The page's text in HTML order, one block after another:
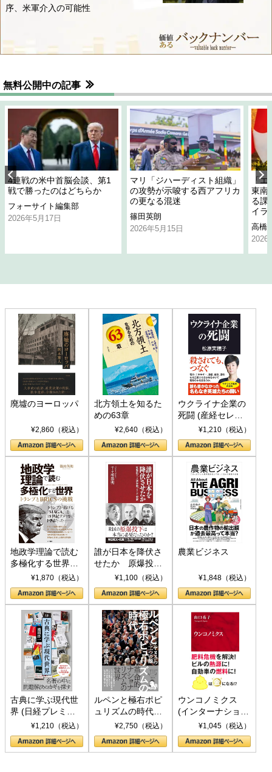
序、米軍介入の可能性
無料公開中の記事
4連戦の米中首脳会談、第1
戦で勝ったのはどちらか
フォーサイト編集部
2026年5月17日
マリ「ジハーディスト組織」
の攻勢が示唆する西アフリカ
の更なる混迷
篠田英朗
2026年5月15日
「
東南
る課
イラ
高橋
2026
廃墟のヨーロッパ
¥2,860（税込）
北方領土を知るた
めの63章
¥2,640（税込）
ウクライナ企業の
死闘 (産経セレク
ト S 039)¥1,210（税込）
地政学理論で読む
多極化する世界：
トランプとBRICS
の挑戦
¥1,870（税込）
誰が日本を降伏さ
せたか 原爆投
下、ソ連参戦、そ
して聖断 (PHP新
書)
¥1,100（税込）
農業ビジネス
¥1,848（税込）
古典に学ぶ現代世
界 (日経プレミア
シリーズ)¥1,210（税込）
ルペンと極右ポピ
ュリズムの時代：
〈ヤヌス〉の二つ
の顔
¥2,750（税込）
ウンコノミクス
(インターナショナ
ル新書)¥1,045（税込）